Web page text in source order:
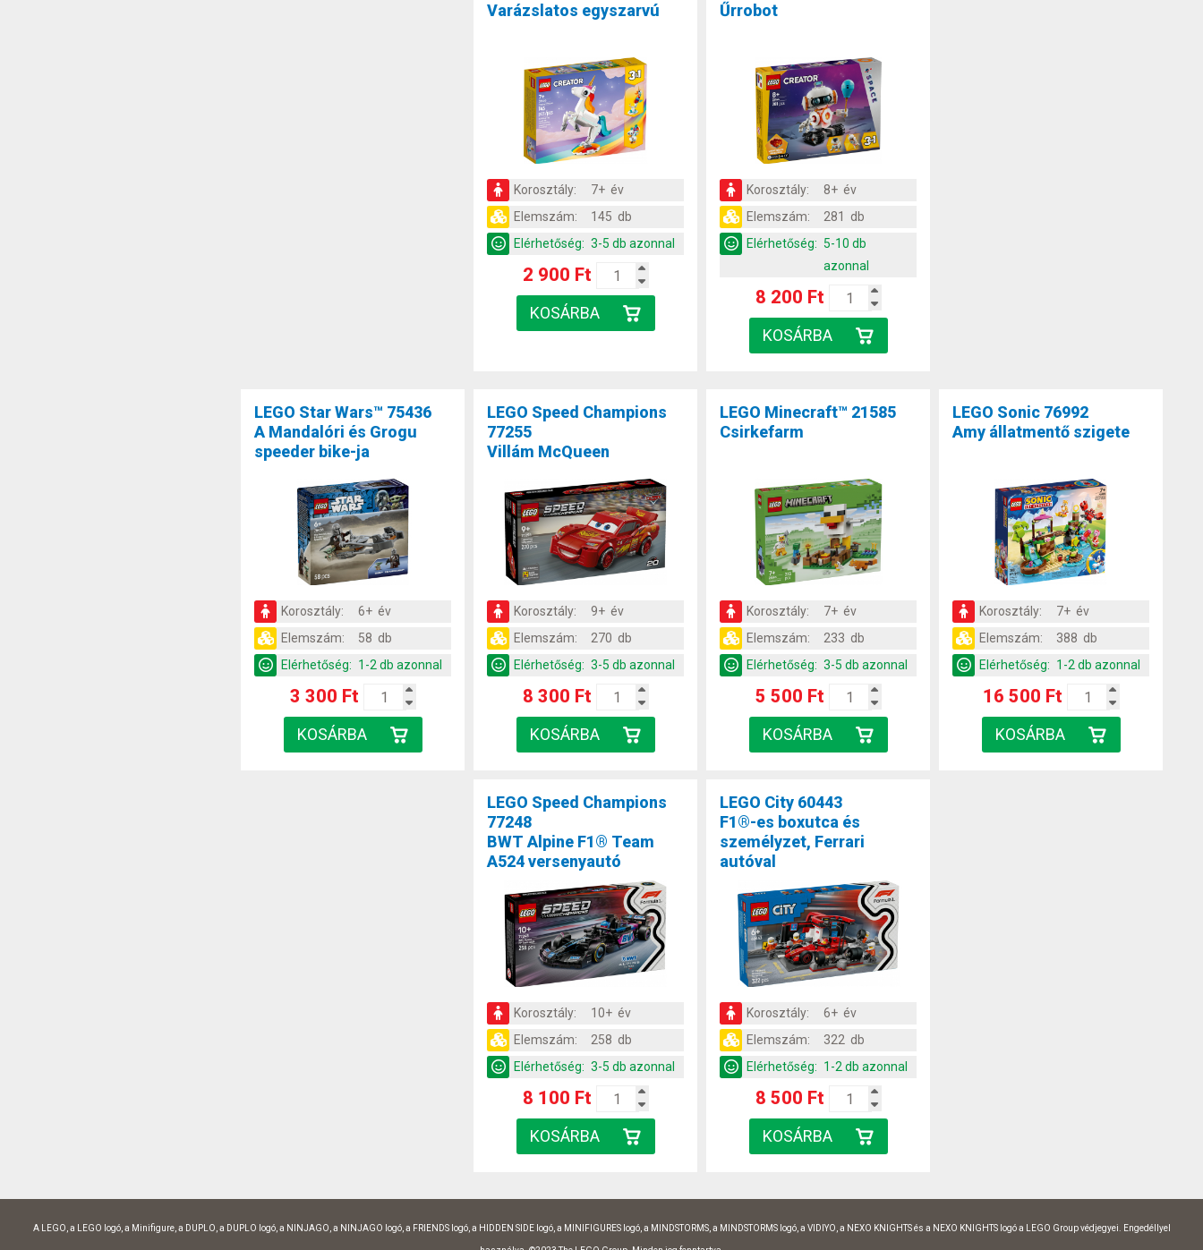
Varázslatos egyszarvú
Korosztály:
7+ év
Elemszám:
145 db
Elérhetőség: 3-5 db azonnal
2 900 Ft
Űrrobot
Korosztály:
8+ év
Elemszám:
281 db
Elérhetőség: 5-10 db
azonnal
8 200 Ft
LEGO Star Wars™ 75436
A Mandalóri és Grogu
speeder bike-ja
Korosztály:
6+ év
Elemszám:
58 db
Elérhetőség: 1-2 db azonnal
3 300 Ft
LEGO Speed Champions
77255
Villám McQueen
Korosztály:
9+ év
Elemszám:
270 db
Elérhetőség: 3-5 db azonnal
8 300 Ft
LEGO Minecraft™ 21585
Csirkefarm
Korosztály:
7+ év
Elemszám:
233 db
Elérhetőség: 3-5 db azonnal
5 500 Ft
LEGO Sonic 76992
Amy állatmentő szigete
Korosztály:
7+ év
Elemszám:
388 db
Elérhetőség: 1-2 db azonnal
16 500 Ft
LEGO Speed Champions
77248
BWT Alpine F1® Team
A524 versenyautó
Korosztály:
10+ év
Elemszám:
258 db
Elérhetőség: 3-5 db azonnal
8 100 Ft
LEGO City 60443
F1®-es boxutca és
személyzet, Ferrari
autóval
Korosztály:
6+ év
Elemszám:
322 db
Elérhetőség: 1-2 db azonnal
8 500 Ft
A LEGO, a LEGO logó, a Minifigure, a DUPLO, a DUPLO logó, a NINJAGO, a NINJAGO logó, a FRIENDS logó, a HIDDEN SIDE logó, a MINIFIGURES logó, a MINDSTORMS, a MINDSTORMS logó, a VIDIYO, a NEXO KNIGHTS és a NEXO KNIGHTS logó a LEGO Group védjegyei. Engedéllyel